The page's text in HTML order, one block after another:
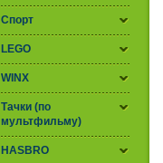
Спорт
LEGO
WINX
Тачки (по
мультфильму)
HASBRO